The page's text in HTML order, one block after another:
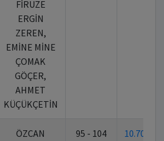
FİRUZE
ERGİN
ZEREN,
EMİNE MİNE
ÇOMAK
GÖÇER,
AHMET
KÜÇÜKÇETİN
ÖZCAN
95 - 104